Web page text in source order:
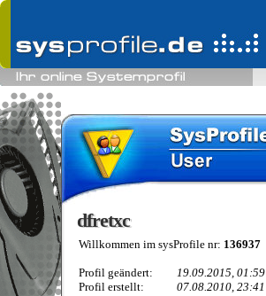
dfretxc
dfretxc
Willkommen im sysProfile nr: 136937
Profil geändert:
19.09.2015, 01:59
Profil erstellt:
07.08.2010, 23:41